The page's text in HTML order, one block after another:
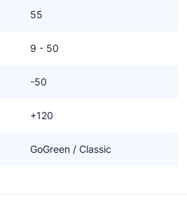
55
9 - 50
-50
+120
GoGreen / Classic